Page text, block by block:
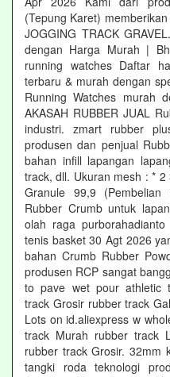
(Tepung Karet)
JOGGING TRACK
dengan Harga Murah |
running watches Daftar
terbaru & murah dengan
Running Watches murah
AKASAH RUBBER JUAL
industri. zmart rubber
produsen dan penjual
bahan infill lapangan
track, dll. Ukuran mesh : *
Granule 99,9
Rubber Crumb untuk
olah raga
tenis basket 30 Agt 2026
bahan Crumb Rubber
produsen RCP sangat
to pave wet pour athletic
track Grosir rubber track
Lots on id.aliexpress w
track Murah rubber track
rubber track Grosir. 32mm
tangki roda teknologi